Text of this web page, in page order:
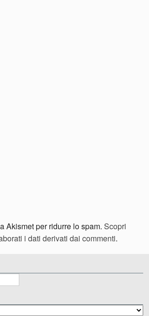
Akismet per ridurre lo spam. Scopri
i dati derivati dai commenti.